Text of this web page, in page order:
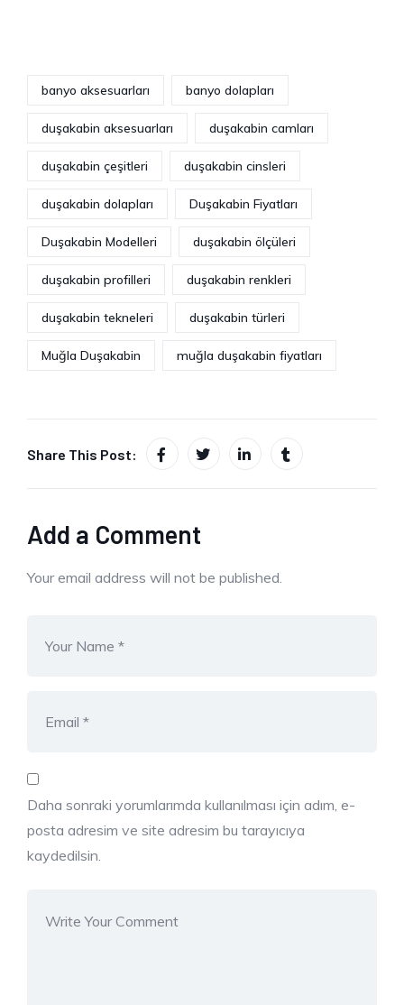
banyo aksesuarları banyo dolapları
duşakabin aksesuarları duşakabin camları
duşakabin çeşitleri duşakabin cinsleri
duşakabin dolapları Duşakabin Fiyatları
Duşakabin Modelleri duşakabin ölçüleri
duşakabin profilleri duşakabin renkleri
duşakabin tekneleri duşakabin türleri
Muğla Duşakabin muğla duşakabin fiyatları
Share This Post:
Add a Comment
Your email address will not be published.
Daha sonraki yorumlarımda kullanılması için adım, e-
posta adresim ve site adresim bu tarayıcıya
kaydedilsin.